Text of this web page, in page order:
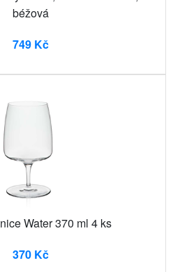
béžová
749 Kč
Water 370 ml 4 ks
370 Kč